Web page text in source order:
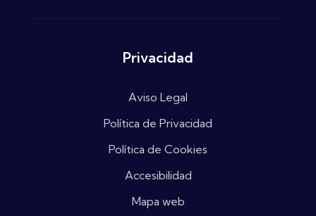
Privacidad
Aviso Legal
Política de Privacidad
Política de Cookies
Accesibilidad
Mapa web